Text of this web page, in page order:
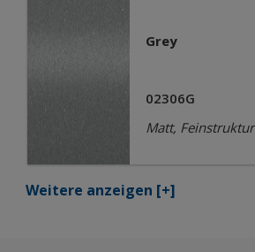
Grey
02306G
Matt, Feinstruktur
Weitere anzeigen [+]